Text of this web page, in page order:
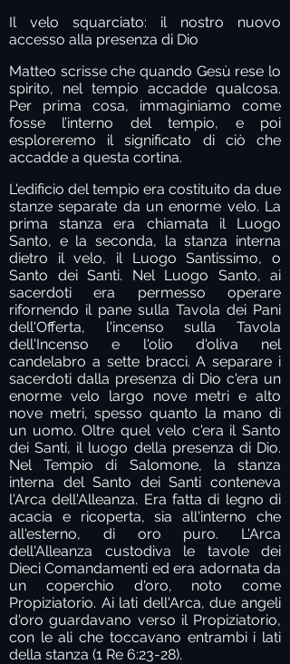
Il velo squarciato: il nostro nuovo
accesso alla presenza di Dio
Matteo scrisse che quando Gesù rese lo
spirito, nel tempio accadde qualcosa.
Per prima cosa, immaginiamo come
fosse l’interno del tempio, e poi
esploreremo il significato di ciò che
accadde a questa cortina.
L'edificio del tempio era costituito da due
stanze separate da un enorme velo. La
prima stanza era chiamata il Luogo
Santo, e la seconda, la stanza interna
dietro il velo, il Luogo Santissimo, o
Santo dei Santi. Nel Luogo Santo, ai
sacerdoti era permesso operare
rifornendo il pane sulla Tavola dei Pani
dell'Offerta, l'incenso sulla Tavola
dell'Incenso e l'olio d'oliva nel
candelabro a sette bracci. A separare i
sacerdoti dalla presenza di Dio c'era un
enorme velo largo nove metri e alto
nove metri, spesso quanto la mano di
un uomo. Oltre quel velo c'era il Santo
dei Santi, il luogo della presenza di Dio.
Nel Tempio di Salomone, la stanza
interna del Santo dei Santi conteneva
l'Arca dell'Alleanza. Era fatta di legno di
acacia e ricoperta, sia all'interno che
all'esterno, di oro puro. L'Arca
dell'Alleanza custodiva le tavole dei
Dieci Comandamenti ed era adornata da
un coperchio d'oro, noto come
Propiziatorio. Ai lati dell'Arca, due angeli
d'oro guardavano verso il Propiziatorio,
con le ali che toccavano entrambi i lati
della stanza (1 Re 6:23-28).